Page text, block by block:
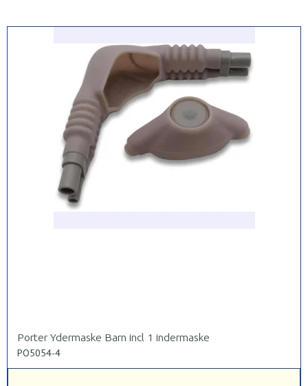
Porter Ydermaske Barn incl 1 indermaske
PO5054-4